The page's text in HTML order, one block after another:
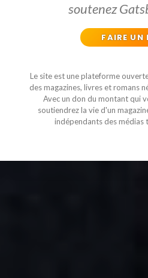
soutenez
FAIRE UN
Le site est une plateforme
des magazines, livres et romans
Avec un don du montant qui
soutiendrez la vie d'un
indépendants des médias